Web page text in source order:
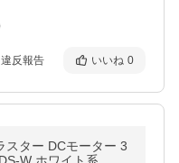
違反報告 いいね 0
スター DCモーター 3